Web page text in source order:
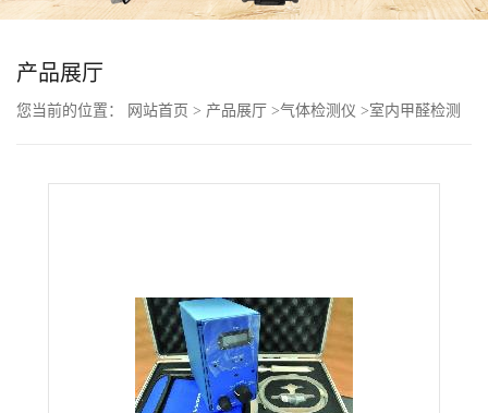
首
页
公
产品展厅
您当前的位置： 网站首页 > 产品展厅 >气体检测仪 >室内甲醛检测